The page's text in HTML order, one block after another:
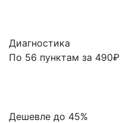
Диагностика
По 56 пунктам за 490₽
Дешевле до 45%